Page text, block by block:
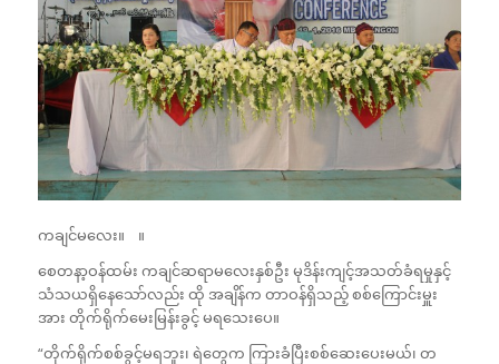
ကချင်မလေး။ ။
စေတနာ့ဝန်ထမ်း ကချင်ဆရာမလေးနှစ်ဦး မုဒိန်းကျင့်အသတ်ခံရမှုနှင့်
သံသယရှိနေသော်လည်း ထို အချိန်က တာဝန်ရှိသည့် စစ်ကြောင်းမှူး
အား တိုက်ရိုက်မေးမြန်းခွင့် မရသေးပေ။
“တိုက်ရိုက်စစ်ခွင့်မရဘူး၊ ရဲတွေက ကြားခံပြီးစစ်ဆေးပေးမယ်၊ တ